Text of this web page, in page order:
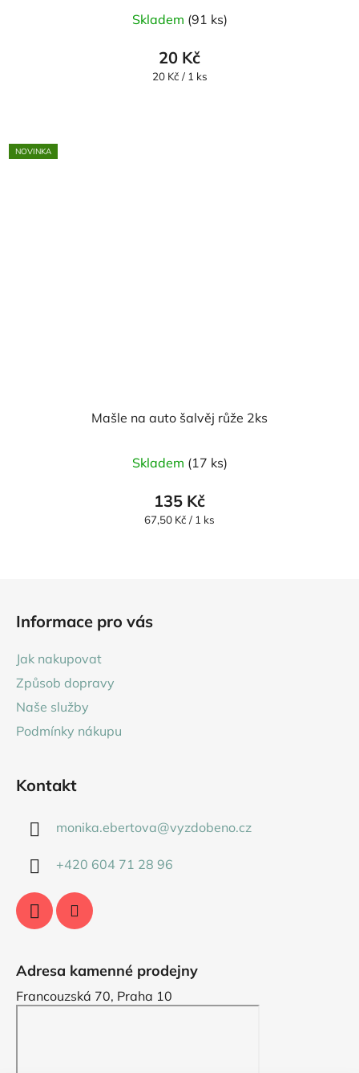
Skladem (91 ks)
20 Kč
Měrná
20 Kč / 1 ks
NOVINKA
Mašle na auto šalvěj růže 2ks
Skladem (17 ks)
135 Kč
Měrná
67,50 Kč / 1 ks
Informace pro vás
Jak nakupovat
Způsob dopravy
Naše služby
Podmínky nákupu
Kontakt
monika.ebertova@vyzdobeno.cz
+420 604 71 28 96
Adresa kamenné prodejny
Francouzská 70, Praha 10